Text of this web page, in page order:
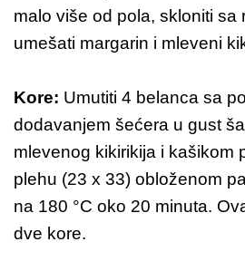
malo više od pola, skloniti sa
umešati margarin i mleveni
Kore: Umutiti 4 belanca sa
dodavanjem šećera u gust
mlevenog kikirikija i kašikom
plehu (23 x 33) obloženom
na 180 °C oko 20 minuta.
dve kore.